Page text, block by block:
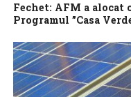
Fechet: AFM a alocat
Programul ”Casa
bani pentru Programul
2024, care se va derula...